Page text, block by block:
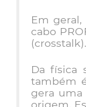
Em
cabo
(crosstalk).
Da física
também
gera
origem.